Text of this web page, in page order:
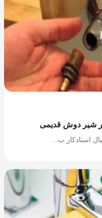
شیر دوش قدیمی
استادکار ب...